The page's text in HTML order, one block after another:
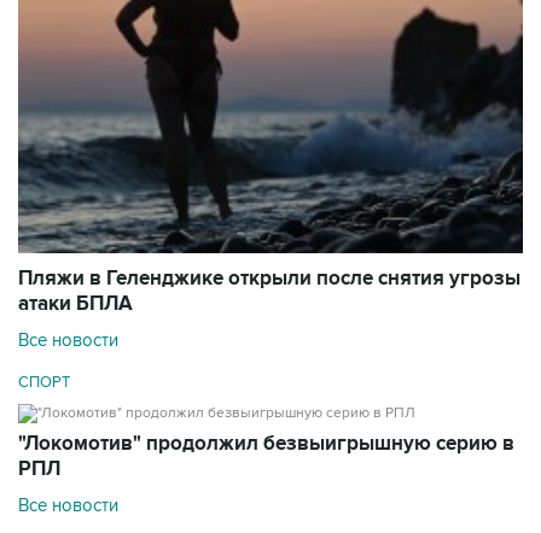
Пляжи в Геленджике открыли после снятия угрозы
атаки БПЛА
Все новости
СПОРТ
"Локомотив" продолжил безвыигрышную серию в
РПЛ
Все новости